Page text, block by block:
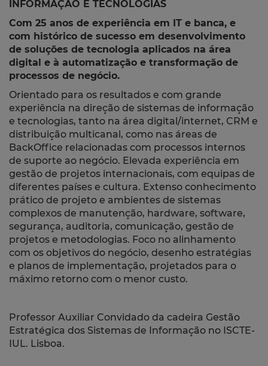
INFORMAÇÃO E TECNOLOGIAS
Com 25 anos de experiência em IT e banca, e
com histórico de sucesso em desenvolvimento
de soluções de tecnologia aplicados na área
digital e à automatização e transformação de
processos de negócio.
Orientado para os resultados e com grande
experiência na direção de sistemas de informação
e tecnologias, tanto na área digital/internet, CRM e
distribuição multicanal, como nas áreas de
BackOffice relacionadas com processos internos
de suporte ao negócio. Elevada experiência em
gestão de projetos internacionais, com equipas de
diferentes países e cultura. Extenso conhecimento
prático de projeto e ambientes de sistemas
complexos de manutenção, hardware, software,
segurança, auditoria, comunicação, gestão de
projetos e metodologias. Foco no alinhamento
com os objetivos do negócio, desenho estratégias
e planos de implementação, projetados para o
máximo retorno com o menor custo.
Professor Auxiliar Convidado da cadeira Gestão
Estratégica dos Sistemas de Informação no ISCTE-
IUL. Lisboa.